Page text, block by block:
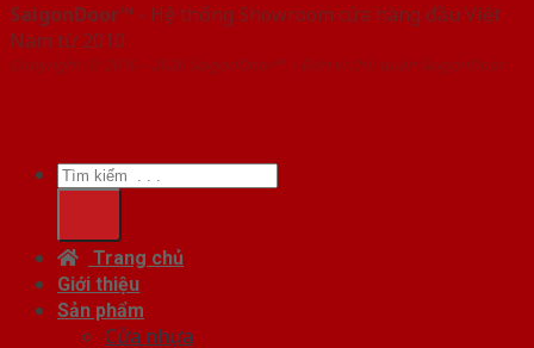
SaigonDoor™ - Hệ thống Showroom cửa hàng đầu Việt
Nam từ 2010
Copyright ⓒ 2010 – 2026 SaigonDoor™ | Đơn vị chủ quản SaigonDoor
Tìm
kiếm:
Trang chủ
Giới thiệu
Sản phẩm
Cửa nhựa